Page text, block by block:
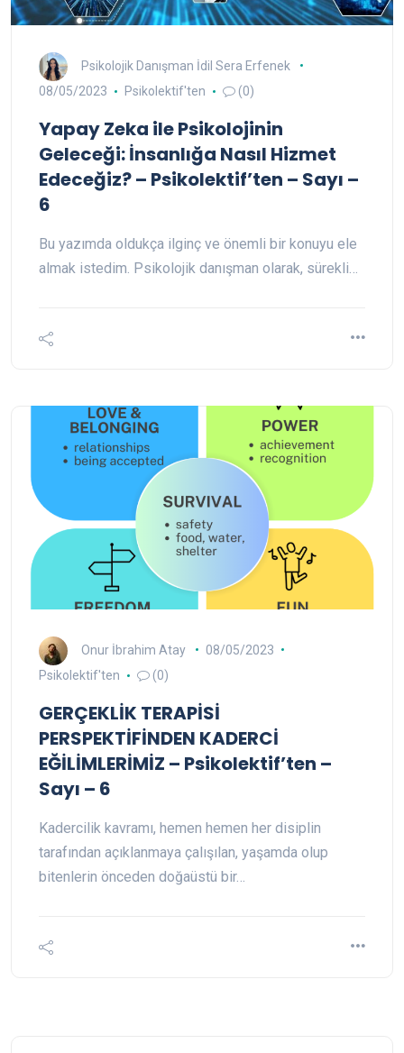
Psikolojik Danışman İdil Sera Erfenek
08/05/2023
Psikolektif'ten (0)
Yapay Zeka ile Psikolojinin
Geleceği: İnsanlığa Nasıl Hizmet
Edeceğiz? – Psikolektif’ten – Sayı –
6
Bu yazımda oldukça ilginç ve önemli bir konuyu ele
almak istedim. Psikolojik danışman olarak, sürekli…
Onur İbrahim Atay
08/05/2023
Psikolektif'ten
(0)
GERÇEKLİK TERAPİSİ
PERSPEKTİFİNDEN KADERCİ
EĞİLİMLERİMİZ – Psikolektif’ten –
Sayı – 6
Kadercilik kavramı, hemen hemen her disiplin
tarafından açıklanmaya çalışılan, yaşamda olup
bitenlerin önceden doğaüstü bir…